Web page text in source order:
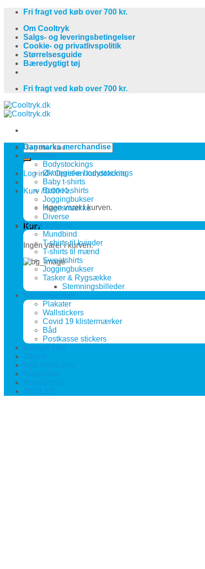
Skip
content
Fri fragt ved køb over 700 kr.
Om Cooltryk
Salgs- og leveringsbetingelser
Cookie- og privatlivspolitik
Størrelsesguide
Bæredygtigt tøj
Fri fragt ved køb over 700 kr.
Søg
efter:
Log ind / Opret en kundekonto
Kurv /0.00Kr.
Ingen varer i kurven.
Kurv
Ingen varer i kurven.
Danmarks merchandise
Børnetøj
Bodystockings
Økologiske bodystockings
Baby t-shirts
Børne t-shirts
Joggingbukser
Hagesmække
Diverse
Tøj til Voksne
Mundbind
T-shirts til kvinder
T-shirts til mænd
Sweatshirts
Joggingbukser
Tasker & Rygsække
Stemningsbilleder
Plakater
Wallstickers
Covid 19 klistermærker
Båd
Postkasse stickers